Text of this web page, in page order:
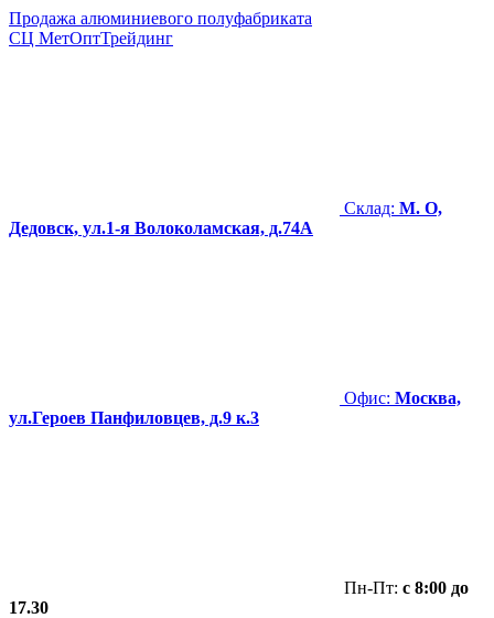
Продажа алюминиевого полуфабриката
СЦ МетОптТрейдинг
Склад: М. О,
Дедовск, ул.1-я Волоколамская, д.74А
Офис: Москва,
ул.Героев Панфиловцев, д.9 к.3
Пн-Пт: с 8:00 до
17.30